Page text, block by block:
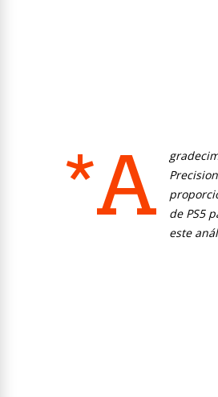
*A
de PS5
este